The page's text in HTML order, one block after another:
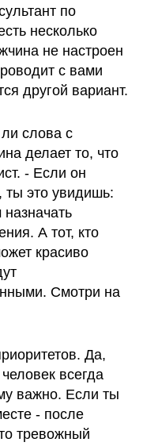
по
несколько
не настроен
с вами
слова с
делает то, что
- Если он
ты это увидишь:
А тот, кто
красиво
Смотри на
Да,
всегда
важно. Если ты
- после
тревожный